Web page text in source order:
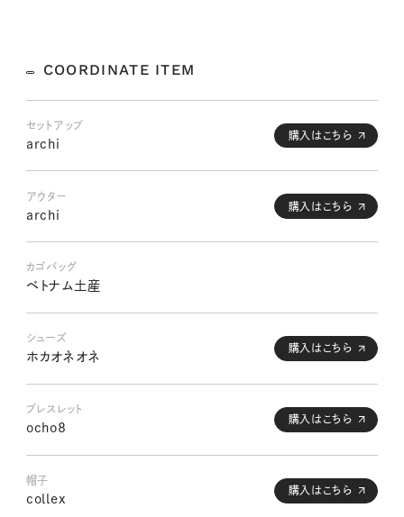
COORDINATE ITEM
セットアップ
archi
購入はこちら
アウター
archi
購入はこちら
カゴバッグ
ベトナム土産
シューズ
ホカオネオネ
購入はこちら
ブレスレット
ocho8
購入はこちら
帽子
collex
購入はこちら